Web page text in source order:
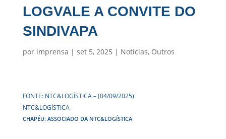
LOGVALE A CONVITE DO
SINDIVAPA
por imprensa | set 5, 2025 | Notícias, Outros
FONTE: NTC&LOGÍSTICA – (04/09/2025)
NTC&LOGÍSTICA
CHAPÉU: ASSOCIADO DA NTC&LOGÍSTICA